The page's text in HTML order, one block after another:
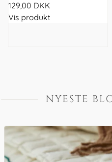
129,00 DKK
Vis produkt
NYESTE